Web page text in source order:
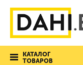
КАТАЛОГ
ТОВАРОВ